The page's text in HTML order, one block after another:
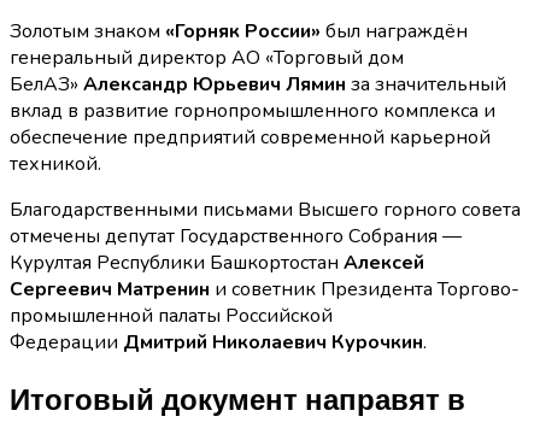
Золотым знаком «Горняк России» был награждён
генеральный директор АО «Торговый дом
БелАЗ» Александр Юрьевич Лямин за значительный
вклад в развитие горнопромышленного комплекса и
обеспечение предприятий современной карьерной
техникой.
Благодарственными письмами Высшего горного совета
отмечены депутат Государственного Собрания —
Курултая Республики Башкортостан Алексей
Сергеевич Матренин и советник Президента Торгово-
промышленной палаты Российской
Федерации Дмитрий Николаевич Курочкин.
Итоговый документ направят в